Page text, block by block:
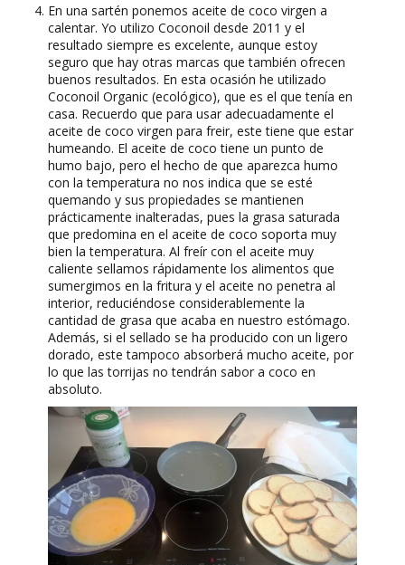
En una sartén ponemos aceite de coco virgen a
calentar. Yo utilizo Coconoil desde 2011 y el
resultado siempre es excelente, aunque estoy
seguro que hay otras marcas que también ofrecen
buenos resultados. En esta ocasión he utilizado
Coconoil Organic (ecológico), que es el que tenía en
casa. Recuerdo que para usar adecuadamente el
aceite de coco virgen para freir, este tiene que estar
humeando. El aceite de coco tiene un punto de
humo bajo, pero el hecho de que aparezca humo
con la temperatura no nos indica que se esté
quemando y sus propiedades se mantienen
prácticamente inalteradas, pues la grasa saturada
que predomina en el aceite de coco soporta muy
bien la temperatura. Al freír con el aceite muy
caliente sellamos rápidamente los alimentos que
sumergimos en la fritura y el aceite no penetra al
interior, reduciéndose considerablemente la
cantidad de grasa que acaba en nuestro estómago.
Además, si el sellado se ha producido con un ligero
dorado, este tampoco absorberá mucho aceite, por
lo que las torrijas no tendrán sabor a coco en
absoluto.